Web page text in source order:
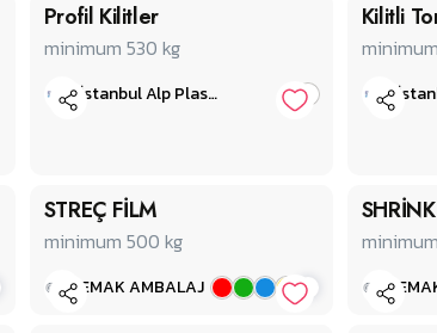
Profil Kilitler
minimum 530 kg
İstanbul Alp Plastik Limited Şirketi
Kilitli
STREÇ FİLM
minimum 500 kg
EMAK AMBALAJ +